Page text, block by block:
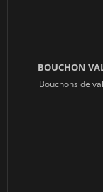
BOUCHON
Bouchons de